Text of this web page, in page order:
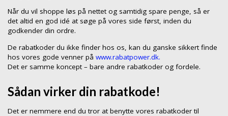
Når du vil shoppe løs på nettet og samtidig spare penge, så er
det altid en god idé at søge på vores side først, inden du
godkender din ordre.
De rabatkoder du ikke finder hos os, kan du ganske sikkert finde
hos vores gode venner på www.rabatpower.dk.
Det er samme koncept – bare andre rabatkoder og fordele.
Sådan virker din rabatkode!
Det er nemmere end du tror at benytte vores rabatkoder til